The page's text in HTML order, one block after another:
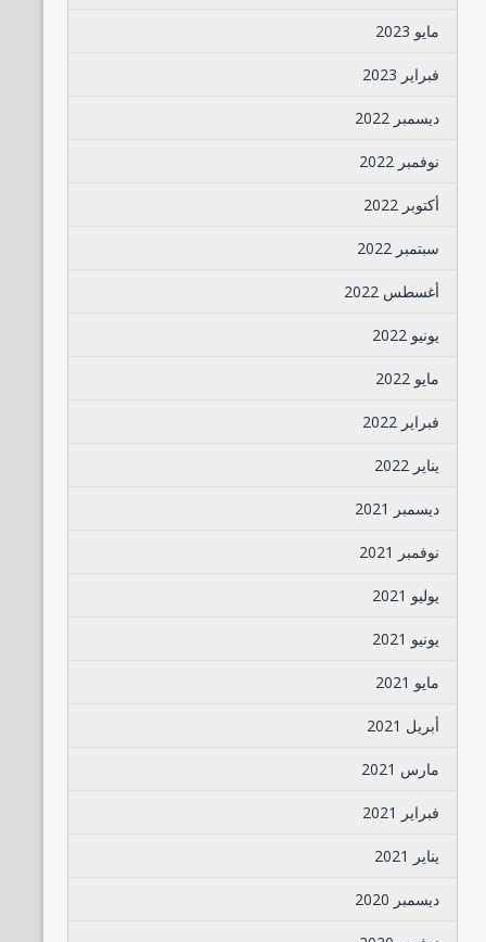
مايو 2023
فبراير 2023
ديسمبر 2022
نوفمبر 2022
أكتوبر 2022
سبتمبر 2022
أغسطس 2022
يونيو 2022
مايو 2022
فبراير 2022
يناير 2022
ديسمبر 2021
نوفمبر 2021
يوليو 2021
يونيو 2021
مايو 2021
أبريل 2021
مارس 2021
فبراير 2021
يناير 2021
ديسمبر 2020